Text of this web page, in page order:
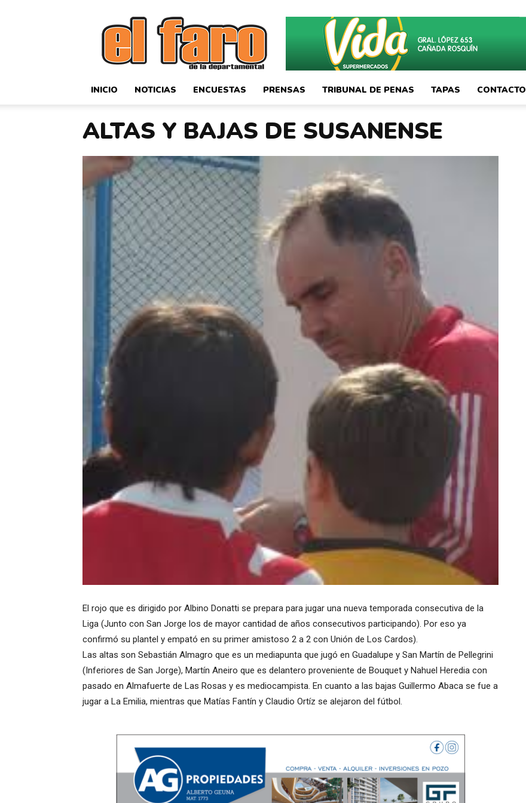
El
Faro
Deportivo
INICIO NOTICIAS ENCUESTAS PRENSAS TRIBUNAL DE PENAS TAPAS CONTACTO
ALTAS Y BAJAS DE SUSANENSE
El rojo que es dirigido por Albino Donatti se prepara para jugar una nueva temporada consecutiva de la
Liga (Junto con San Jorge los de mayor cantidad de años consecutivos participando). Por eso ya
confirmó su plantel y empató en su primer amistoso 2 a 2 con Unión de Los Cardos).
Las altas son Sebastián Almagro que es un mediapunta que jugó en Guadalupe y San Martín de Pellegrini
(Inferiores de San Jorge), Martín Aneiro que es delantero proveniente de Bouquet y Nahuel Heredia con
pasado en Almafuerte de Las Rosas y es mediocampista. En cuanto a las bajas Guillermo Abaca se fue a
jugar a La Emilia, mientras que Matías Fantín y Claudio Ortíz se alejaron del fútbol.